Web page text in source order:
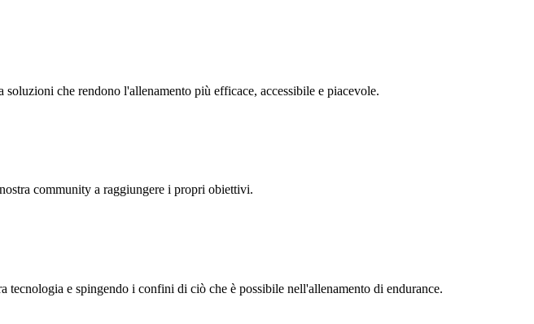
che rendono l'allenamento più efficace, accessibile e piacevole.
community a raggiungere i propri obiettivi.
e spingendo i confini di ciò che è possibile nell'allenamento di endurance.